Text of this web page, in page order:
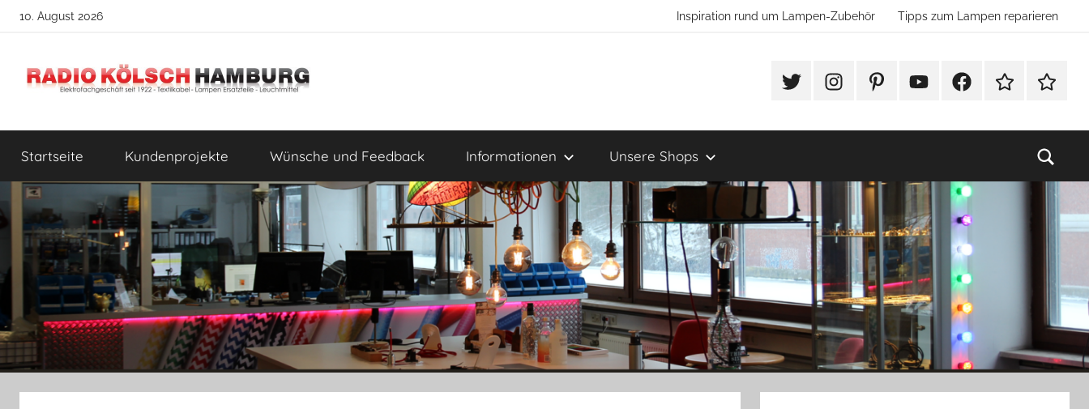
Zum10. August 2026 Inspiration rund um Lampen-Zubehör Tipps zum Lampen reparieren
Radio
Kölsch
Hamburg
Lampenbau
Tipps
#TwitterInstagramPinterestYouTubeFacebook
TikTok
Startseite Kundenprojekte Wünsche und Feedback Informationen Unsere Shops